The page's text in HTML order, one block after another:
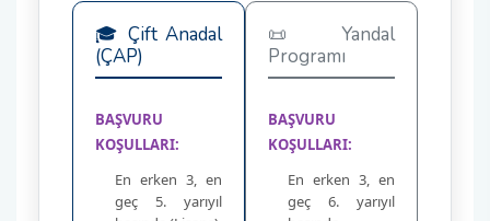
🎓 Çift Anadal
(ÇAP)
BAŞVURU
KOŞULLARI:
En erken 3, en
geç 5. yarıyıl
📜 Yandal
Programı
BAŞVURU
KOŞULLARI:
En erken 3, en
geç 6. yarıyıl